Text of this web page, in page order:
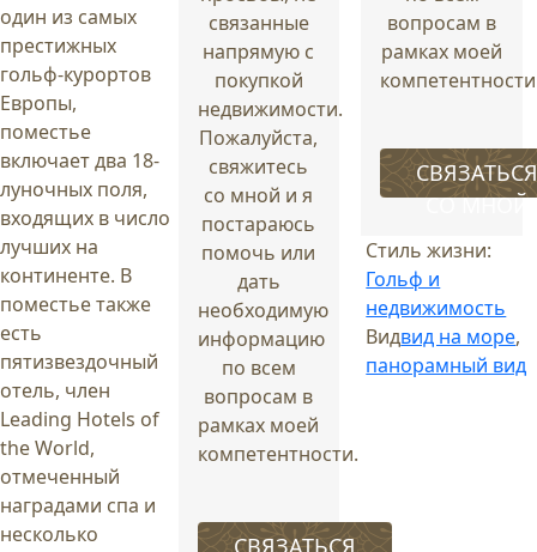
один из самых
престижных
гольф-курортов
Европы,
поместье
включает два 18-
луночных поля,
входящих в число
лучших на
континенте. В
поместье также
есть
пятизвездочный
отель, член
Leading Hotels of
the World,
отмеченный
наградами спа и
несколько
связанные
напрямую с
покупкой
недвижимости.
Пожалуйста,
свяжитесь
со мной и я
постараюсь
помочь или
дать
необходимую
информацию
по всем
вопросам в
рамках моей
компетентности.
вопросам в
рамках моей
СО МНОЙ
Стиль жизни:
Гольф и
недвижимость
Видвид на море,
панорамный вид